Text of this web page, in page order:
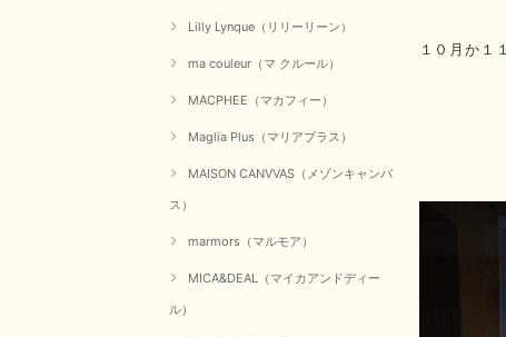
Lilly Lynque（リリーリーン）
ma couleur（マ クルール）
MACPHEE（マカフィー）
Maglia Plus（マリアプラス）
MAISON CANVVAS（メゾンキャンバ
ス）
marmors（マルモア）
MICA&DEAL（マイカアンドディー
ル）
１０月か１